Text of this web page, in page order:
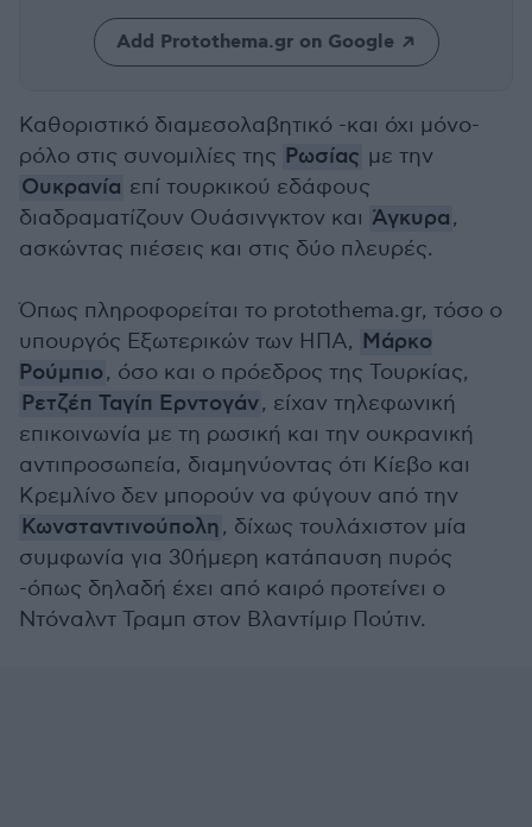
Add Protothema.gr on Google
Καθοριστικό διαμεσολαβητικό -και όχι μόνο-
ρόλο στις συνομιλίες της Ρωσίας με την
Ουκρανία επί τουρκικού εδάφους
διαδραματίζουν Ουάσινγκτον και Άγκυρα,
ασκώντας πιέσεις και στις δύο πλευρές.
Όπως πληροφορείται το protothema.gr, τόσο ο
υπουργός Εξωτερικών των ΗΠΑ, Μάρκο
Ρούμπιο, όσο και ο πρόεδρος της Τουρκίας,
Ρετζέπ Ταγίπ Ερντογάν, είχαν τηλεφωνική
επικοινωνία με τη ρωσική και την ουκρανική
αντιπροσωπεία, διαμηνύοντας ότι Κίεβο και
Κρεμλίνο δεν μπορούν να φύγουν από την
Κωνσταντινούπολη, δίχως τουλάχιστον μία
συμφωνία για 30ήμερη κατάπαυση πυρός
-όπως δηλαδή έχει από καιρό προτείνει ο
Ντόναλντ Τραμπ στον Βλαντίμιρ Πούτιν.